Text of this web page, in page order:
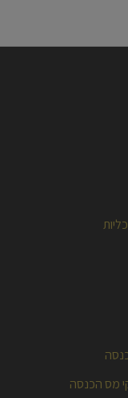
מס הכנסה